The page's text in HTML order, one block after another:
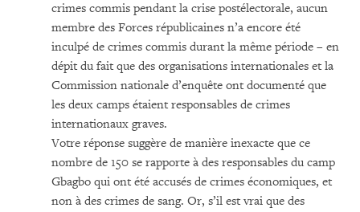
crimes commis pendant la crise postélectorale, aucun
membre des Forces républicaines n’a encore été
inculpé de crimes commis durant la même période – en
dépit du fait que des organisations internationales et la
Commission nationale d’enquête ont documenté que
les deux camps étaient responsables de crimes
internationaux graves.
Votre réponse suggère de manière inexacte que ce
nombre de 150 se rapporte à des responsables du camp
Gbagbo qui ont été accusés de crimes économiques, et
non à des crimes de sang. Or, s’il est vrai que des